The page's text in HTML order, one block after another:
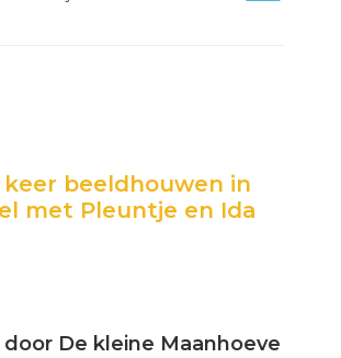
beeldhouwen in
met Pleuntje en Ida
door De kleine Maanhoeve